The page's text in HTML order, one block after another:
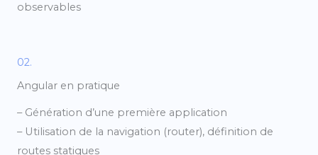
observables
02.
Angular en pratique
– Génération d’une première application
– Utilisation de la navigation (router), définition de
routes statiques